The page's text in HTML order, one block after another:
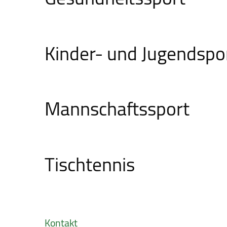
Kinder- und
Mannschafts­sport
Tischtennis
Kontakt